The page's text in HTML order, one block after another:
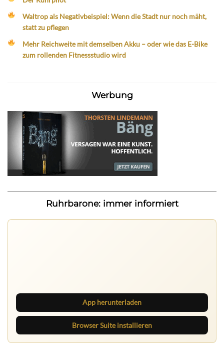
Waltrop als Negativbeispiel: Wenn die Stadt nur noch mäht,
statt zu pflegen
Mehr Reichweite mit demselben Akku – oder wie das E-Bike
zum rollenden Fitnessstudio wird
Werbung
Ruhrbarone: immer informiert
App herunterladen
Browser Suite installieren